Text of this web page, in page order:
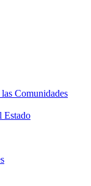
Comunidades
Estado